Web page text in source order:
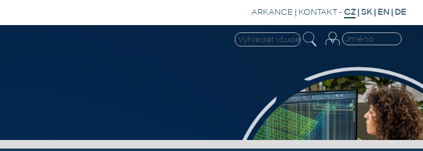
ARKANCE | KONTAKT- CZ |SK | EN | DE